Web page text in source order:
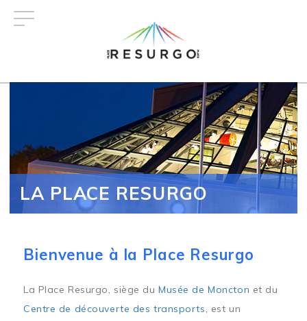
LA PLACE RESURGO
Bienvenue à la Place Resurgo
La Place Resurgo, siège duMusée de Moncton et du
Centre de découverte des transports, est un